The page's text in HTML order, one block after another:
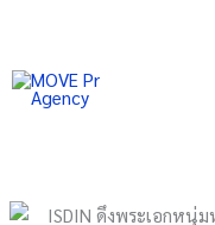
content